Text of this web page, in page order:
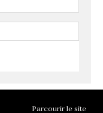
Parcourir le site